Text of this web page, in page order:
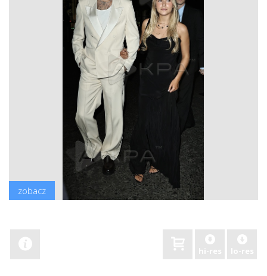
zobacz
hi-res lo-res